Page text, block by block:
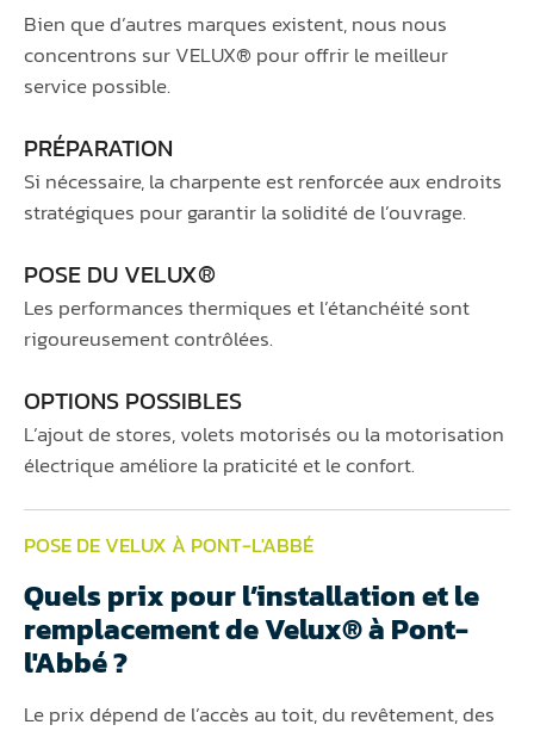
Bien que d’autres marques existent, nous nous
concentrons sur VELUX® pour offrir le meilleur
service possible.
PRÉPARATION
Si nécessaire, la charpente est renforcée aux endroits
stratégiques pour garantir la solidité de l’ouvrage.
POSE DU VELUX®
Les performances thermiques et l’étanchéité sont
rigoureusement contrôlées.
OPTIONS POSSIBLES
L’ajout de stores, volets motorisés ou la motorisation
électrique améliore la praticité et le confort.
POSE DE VELUX À PONT-L'ABBÉ
Quels prix pour l’installation et le
remplacement de Velux® à Pont-
l'Abbé ?
Le prix dépend de l’accès au toit, du revêtement, des